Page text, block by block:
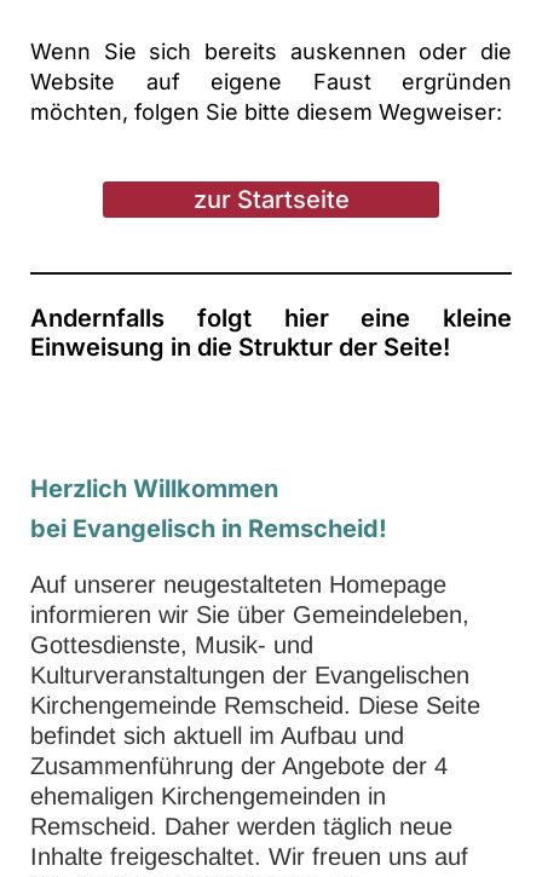
Wenn Sie sich bereits auskennen oder die
Website auf eigene Faust ergründen
möchten, folgen Sie bitte diesem Wegweiser:
zur Startseite
Andernfalls folgt hier eine kleine
Einweisung in die Struktur der Seite!
Herzlich Willkommen
bei Evangelisch in Remscheid!
Auf unserer neugestalteten Homepage
informieren wir Sie über Gemeindeleben,
Gottesdienste, Musik- und
Kulturveranstaltungen der Evangelischen
Kirchengemeinde Remscheid. Diese Seite
befindet sich aktuell im Aufbau und
Zusammenführung der Angebote der 4
ehemaligen Kirchengemeinden in
Remscheid. Daher werden täglich neue
Inhalte freigeschaltet. Wir freuen uns auf